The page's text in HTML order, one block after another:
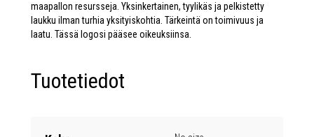
maapallon resursseja. Yksinkertainen, tyylikäs ja pelkistetty
laukku ilman turhia yksityiskohtia. Tärkeintä on toimivuus ja
laatu. Tässä logosi pääsee oikeuksiinsa.
Tuotetiedot